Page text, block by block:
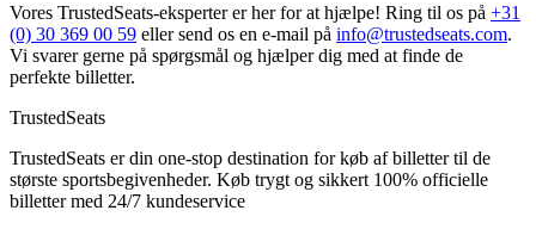
Vores TrustedSeats-eksperter er her for at hjælpe! Ring til os på +31
(0) 30 369 00 59 eller send os en e-mail på info@trustedseats.com.
Vi svarer gerne på spørgsmål og hjælper dig med at finde de
perfekte billetter.
TrustedSeats
TrustedSeats er din one-stop destination for køb af billetter til de
største sportsbegivenheder. Køb trygt og sikkert 100% officielle
billetter med 24/7 kundeservice